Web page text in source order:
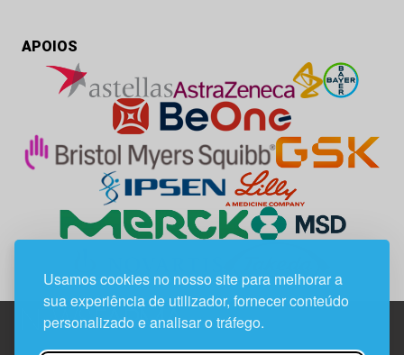
Usamos cookies no nosso site para melhorar a
sua experiência de utilizador, fornecer conteúdo
personalizado e analisar o tráfego.
APOIOS